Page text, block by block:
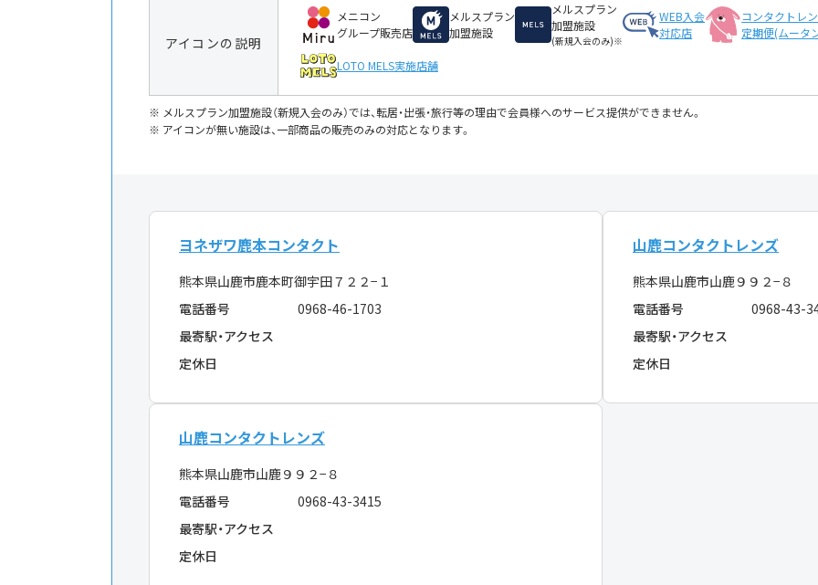
アイコンの説明
メニコン
グループ販売店
メルスプラン
加盟施設
メルスプラン
加盟施設
(新規入会のみ)※
WEB入会
対応店
コンタクトレ
定期便(ムータ
LOTO MELS実施店舗
メルスプラン加盟施設（新規入会のみ）では、転居・出張・旅行等の理由で会員様へのサービス提供ができません。
アイコンが無い施設は、一部商品の販売のみの対応となります。
ヨネザワ鹿本コンタクト
熊本県山鹿市鹿本町御宇田７２２−１
電話番号
0968-46-1703
最寄駅・アクセス
定休日
山鹿コンタクトレンズ
熊本県山鹿市山鹿９９２−８
電話番号
0968-43-
最寄駅・アクセス
定休日
山鹿コンタクトレンズ
熊本県山鹿市山鹿９９２−８
電話番号
0968-43-3415
最寄駅・アクセス
定休日